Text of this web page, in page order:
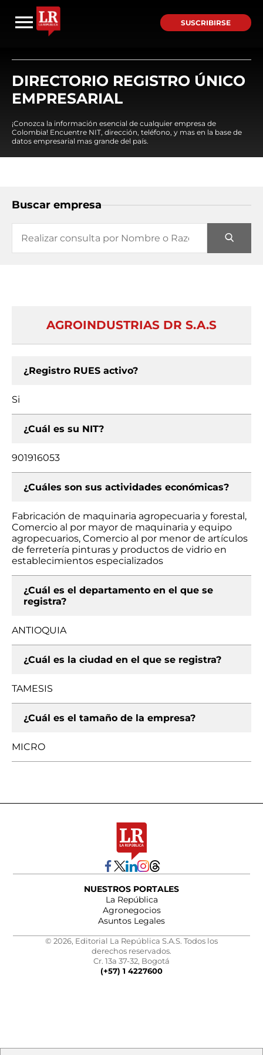
SUSCRIBIRSE
DIRECTORIO REGISTRO ÚNICO
EMPRESARIAL
¡Conozca la información esencial de cualquier empresa de
Colombia! Encuentre NIT, dirección, teléfono, y mas en la base de
datos empresarial mas grande del país.
Buscar empresa
AGROINDUSTRIAS DR S.A.S
¿Registro RUES activo?
Si
¿Cuál es su NIT?
901916053
¿Cuáles son sus actividades económicas?
Fabricación de maquinaria agropecuaria y forestal,
Comercio al por mayor de maquinaria y equipo
agropecuarios, Comercio al por menor de artículos
de ferretería pinturas y productos de vidrio en
establecimientos especializados
¿Cuál es el departamento en el que se
registra?
ANTIOQUIA
¿Cuál es la ciudad en el que se registra?
TAMESIS
¿Cuál es el tamaño de la empresa?
MICRO
NUESTROS PORTALES
La República
Agronegocios
Asuntos Legales
© 2026, Editorial La República S.A.S. Todos los
derechos reservados.
Cr. 13a 37-32, Bogotá
(+57) 1 4227600